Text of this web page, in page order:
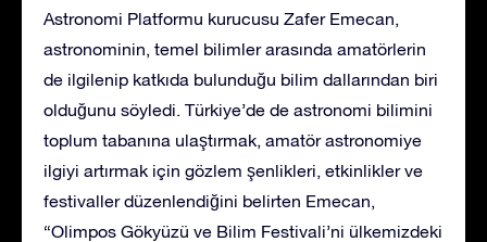
Astronomi Platformu kurucusu Zafer Emecan,
astronominin, temel bilimler arasında amatörlerin
de ilgilenip katkıda bulunduğu bilim dallarından biri
olduğunu söyledi. Türkiye’de de astronomi bilimini
toplum tabanına ulaştırmak, amatör astronomiye
ilgiyi artırmak için gözlem şenlikleri, etkinlikler ve
festivaller düzenlendiğini belirten Emecan,
“Olimpos Gökyüzü ve Bilim Festivali’ni ülkemizdeki